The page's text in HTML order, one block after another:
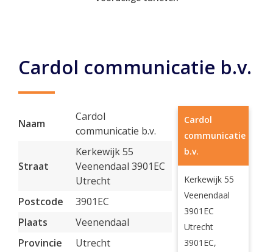
Cardol communicatie b.v.
Naam
Cardol
communicatie b.v.
Straat
Kerkewijk 55
Veenendaal 3901EC
Utrecht
Postcode
3901EC
Plaats
Veenendaal
Provincie
Utrecht
Cardol
communicatie
b.v.
Kerkewijk 55
Veenendaal
3901EC
Utrecht
3901EC,